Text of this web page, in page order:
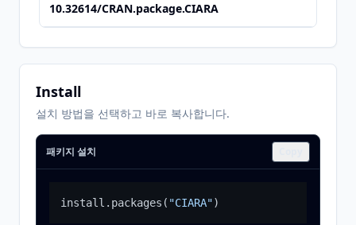
10.32614/CRAN.package.CIARA
Install
설치 방법을 선택하고 바로 복사합니다.
패키지 설치
install.packages ( "CIARA")